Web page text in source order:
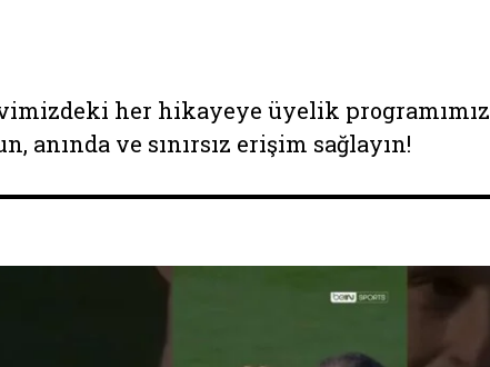
her hikayeye üyelik programımız
anında ve sınırsız erişim sağlayın!